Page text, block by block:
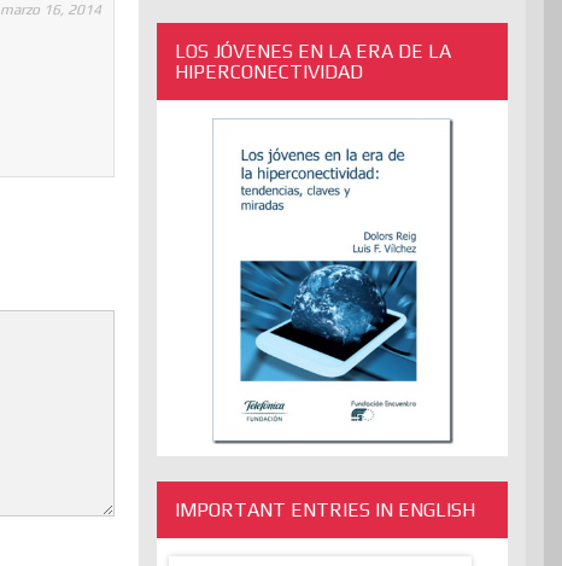
marzo 16, 2014
LOS JÓVENES EN LA ERA DE LA
HIPERCONECTIVIDAD
IMPORTANT ENTRIES IN ENGLISH